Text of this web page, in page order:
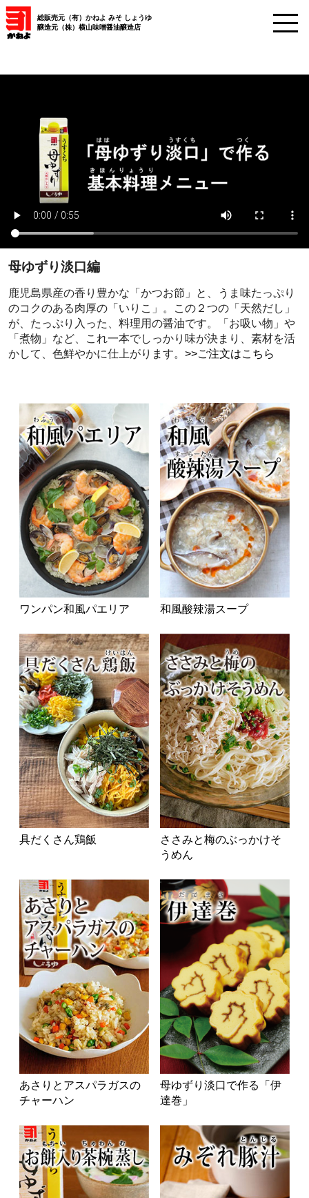
総販売元（有）かねよ みそ しょうゆ
醸造元（株）横山味噌醤油醸造店
母ゆずり淡口編
鹿児島県産の香り豊かな「かつお節」と、うま味たっぷり
のコクのある肉厚の「いりこ」。この２つの「天然だし」
が、たっぷり入った、料理用の醤油です。「お吸い物」や
「煮物」など、これ一本でしっかり味が決まり、素材を活
かして、色鮮やかに仕上がります。 >>ご注文はこちら
ワンパン和風パエリア 和風酸辣湯スープ
具だくさん鶏飯
ささみと梅のぶっかけそ
うめん
あさりとアスパラガスの
チャーハン
母ゆずり淡口で作る「伊
達巻」